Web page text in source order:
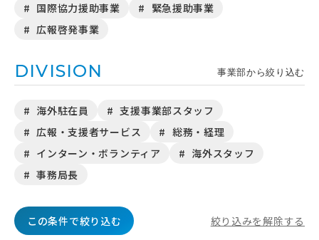
国際協力援助事業
緊急援助事業
広報啓発事業
DIVISION 事業部から絞り込む
海外駐在員
支援事業部スタッフ
広報・支援者サービス
総務・経理
インターン・ボランティア
海外スタッフ
事務局長
この条件で絞り込む 絞り込みを解除する